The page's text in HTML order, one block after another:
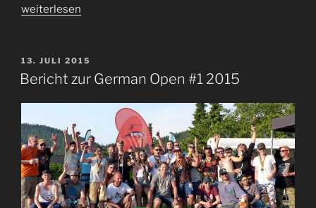
„Der
weiterlesen
VERÖFFENTLICHT
AM
13. JULI 2015
Bericht zur German Open #1 2015